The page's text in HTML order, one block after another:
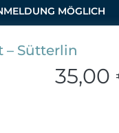
MÖGLICH
– Sütterlin
35,00